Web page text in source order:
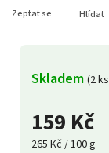
159 Kč
265 Kč / 100 g
Skladem (2
Zeptat se Hlídat